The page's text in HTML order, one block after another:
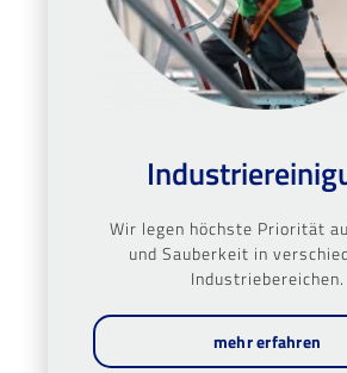
Wir legen höchste Priorität
und Sauberkeit in
Industriebereichen.
mehr erfahren